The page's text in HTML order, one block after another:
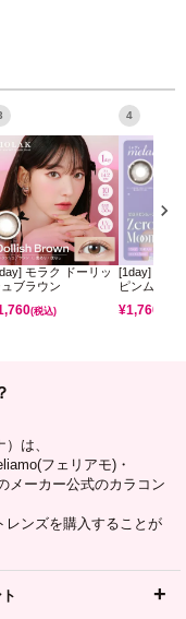
モラク ドーリッ
ュブラウン
(税込)
4
[1day] ミレ
ピンムーン
¥1,760
は、
フェリアモ)・
メーカー公式のカラコン
レンズを購入することが